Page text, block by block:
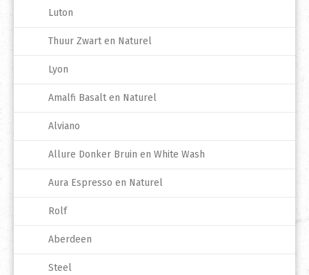
Luton
Thuur Zwart en Naturel
Lyon
Amalfi Basalt en Naturel
Alviano
Allure Donker Bruin en White Wash
Aura Espresso en Naturel
Rolf
Aberdeen
Steel